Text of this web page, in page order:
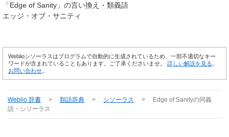
「Edge of Sanity 」の言い換え・類義語
エッジ・オブ・サニティ
Weblioシソーラスはプログラムで自動的に生成されているため、一部不適切なキー
ワードが含まれていることもあります。ご了承くださいませ。 詳しい解説を見る
お問い合わせ
Weblio 辞書 > 類語辞典 > シソーラス > Edge of Sanityの同義
語・シソーラス